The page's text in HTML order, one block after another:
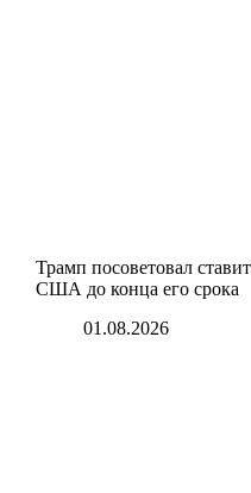
Трамп посоветовал
США до конца его срока
01.08.2026